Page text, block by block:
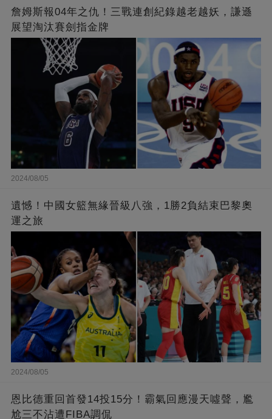
詹姆斯報04年之仇！三戰連創紀錄越老越妖，謙遜
展望淘汰賽劍指金牌
2024/08/05
遺憾！中國女籃無緣晉級八強，1勝2負結束巴黎奧
運之旅
2024/08/05
恩比德重回首發14投15分！霸氣回應漫天噓聲，尷
尬三不沾遭FIBA調侃